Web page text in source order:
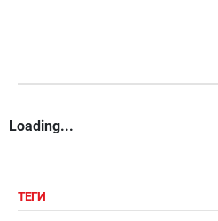
Loading...
ТЕГИ